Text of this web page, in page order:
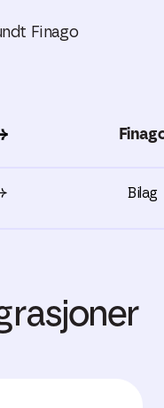
Finago
Bilag